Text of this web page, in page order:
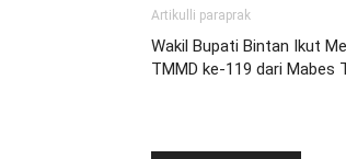
Artikulli paraprak
Wakil Bupati Bintan Ikut
TMMD ke-119 dari Mabes